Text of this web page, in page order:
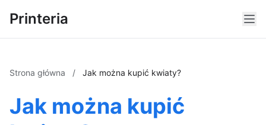
Printeria
Strona główna / Jak można kupić kwiaty?
Jak można kupić